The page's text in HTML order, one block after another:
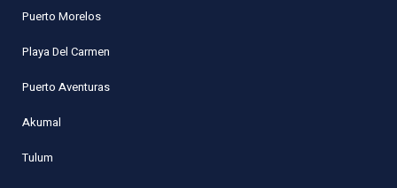
Puerto Morelos
Playa Del Carmen
Puerto Aventuras
Akumal
Tulum